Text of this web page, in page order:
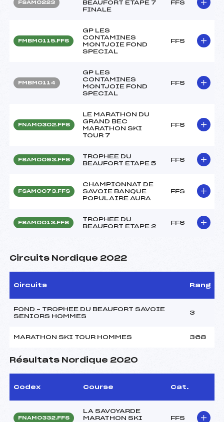
FSAM0223
BEAUFORT ETAPE 7
FINALE
FFS
FMBM0115.FFS
GP LES
CONTAMINES
MONTJOIE FOND
SPECIAL
FFS
FMBM0114
GP LES
CONTAMINES
MONTJOIE FOND
SPECIAL
FFS
FNAM0302.FFS
LE MARATHON DU
GRAND BEC
MARATHON SKI
TOUR 7
FFS
FSAM0093.FFS
TROPHEE DU
BEAUFORT ETAPE 5
FFS
FSAM0073.FFS
CHAMPIONNAT DE
SAVOIE BANQUE
POPULAIRE AURA
FFS
FSAM0013.FFS
TROPHEE DU
BEAUFORT ETAPE 2
FFS
Circuits Nordique 2022
Circuits Rang
FOND – TROPHEE DU BEAUFORT SAVOIE
SENIORS HOMMES
3
MARATHON SKI TOUR HOMMES 368
Résultats Nordique 2020
Codex Course Cat.
FNAM0332.FFS
LA SAVOYARDE
MARATHON SKI
FFS